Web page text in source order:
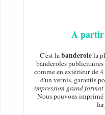
A partir
C'est labanderolela
banderoles
comme en extérieur de
d'un vernis, garantis
impression grand format
Nous pouvons